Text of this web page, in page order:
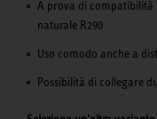
A prova di compatibilità
naturale R290
Uso comodo anche a
Possibilità di collegare